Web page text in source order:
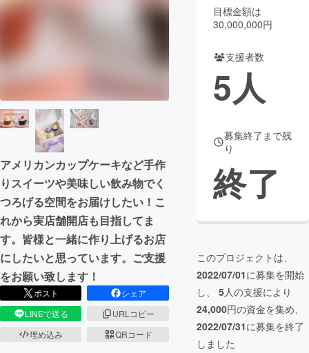
まちづくり・地域活性化
CAMPFIRE for Social Good CAMPFIRE Creation
コミュニティ
アメリカンカップケーキなど手作
りスイーツや美味しい飲み物でく
つろげる空間をお届けしたい！こ
れから実店舗開店も目指してま
す。皆様と一緒に作り上げるお店
にしたいと思っています。ご支援
をお願い致します！
ポスト
シェア
LINEで送る
URLコピー
埋め込み
QRコード
目標金額は
30,000,000円
支援者数
5人
募集終了まで残
り
終了
このプロジェクトは、
2022/07/01に募集を開始
し、 5人の支援により
24,000円の資金を集め、
2022/07/31に募集を終了
しました